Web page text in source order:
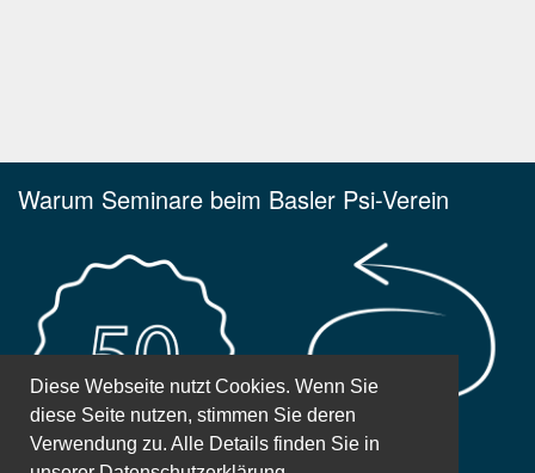
Diese Webseite nutzt Cookies. Wenn Sie
diese Seite nutzen, stimmen Sie deren
Verwendung zu. Alle Details finden Sie in
Warum Seminare beim Basler Psi-Verein